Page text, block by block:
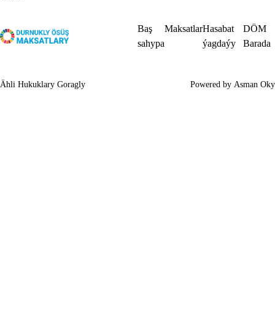
Baş
sahypa
MaksatlarHasabat
ýagdaýy
DÖM
Barada
Ähli Hukuklary Goragly Powered by Asman Oky